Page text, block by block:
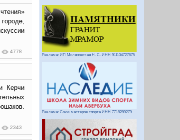
4778
Керчи
2343
Реклама: ИП Миляновская Н. С. ИНН 911104727675
Реклама: Союз мастеров спорта ИНН 7718289279